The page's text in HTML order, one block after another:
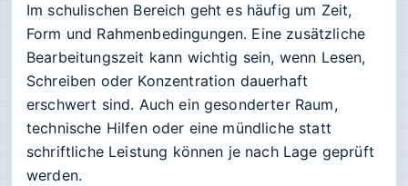
Im schulischen Bereich geht es häufig um Zeit,
Form und Rahmenbedingungen. Eine zusätzliche
Bearbeitungszeit kann wichtig sein, wenn Lesen,
Schreiben oder Konzentration dauerhaft
erschwert sind. Auch ein gesonderter Raum,
technische Hilfen oder eine mündliche statt
schriftliche Leistung können je nach Lage geprüft
werden.